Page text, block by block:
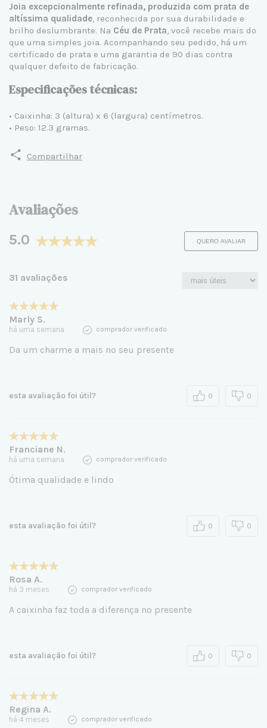
Joia excepcionalmente refinada, produzida com prata de
altíssima qualidade, reconhecida por sua durabilidade e
brilho deslumbrante. Na Céu de Prata, você recebe mais do
que uma simples joia. Acompanhando seu pedido, há um
certificado de prata e uma garantia de 90 dias contra
qualquer defeito de fabricação.
Especificações técnicas:
• Caixinha: 3 (altura) x 6 (largura) centímetros.
• Peso: 12.3 gramas.
Compartilhar
Avaliações
5.0 QUERO AVALIAR
31 avaliações
Marly S.
há uma semana comprador verificado
Da um charme a mais no seu presente
esta avaliação foi útil? 0 0
Franciane N.
há uma semana comprador verificado
Ótima qualidade e lindo
esta avaliação foi útil? 0 0
Rosa A.
há 3 meses comprador verificado
A caixinha faz toda a diferença no presente
esta avaliação foi útil? 0 0
Regina A.
há 4 meses comprador verificado